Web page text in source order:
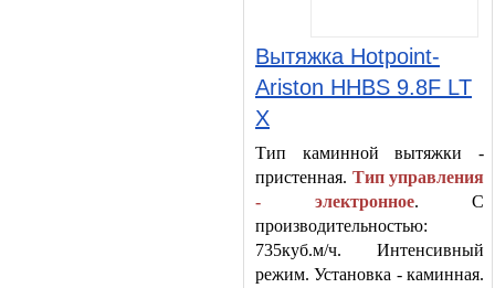
Вытяжка Hotpoint-
Ariston HHBS 9.8F LT
X
Тип каминной вытяжки -
пристенная. Тип управления
- электронное. С
производительностью:
735куб.м/ч. Интенсивный
режим. Установка - каминная.